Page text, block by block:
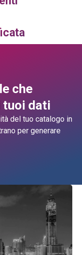
che
tuoi dati
del tuo catalogo in
per generare